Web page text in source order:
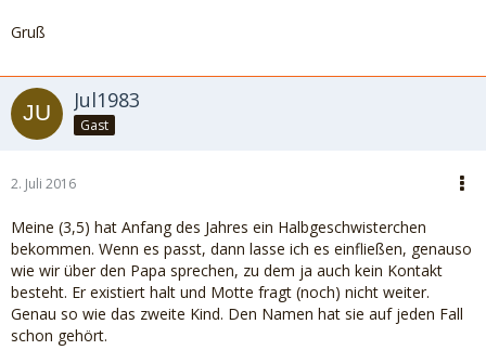
Gruß
Jul1983
Gast
2. Juli 2016
Meine (3,5) hat Anfang des Jahres ein Halbgeschwisterchen
bekommen. Wenn es passt, dann lasse ich es einfließen, genauso
wie wir über den Papa sprechen, zu dem ja auch kein Kontakt
besteht. Er existiert halt und Motte fragt (noch) nicht weiter.
Genau so wie das zweite Kind. Den Namen hat sie auf jeden Fall
schon gehört.